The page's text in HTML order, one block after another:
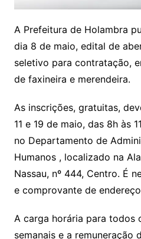
A Prefeitura de Holambra
dia 8 de maio, edital de
seletivo para contratação,
de faxineira e merendeira.
As inscrições, gratuitas,
11 e 19 de maio, das 8h às
no Departamento de
Humanos , localizado na
Nassau, nº 444, Centro. É
e comprovante de
A carga horária para todos
semanais e a remuneração